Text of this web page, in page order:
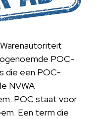
POC-
die een POC-
NVWA
POC staat voor
Een term die